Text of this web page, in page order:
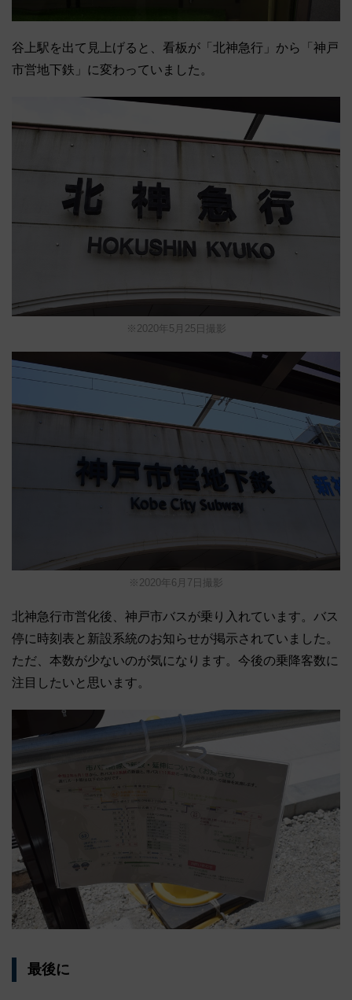
谷上駅を出て見上げると、看板が「北神急行」から「神戸
市営地下鉄」に変わっていました。
※2020年5月25日撮影
※2020年6月7日撮影
北神急行市営化後、神戸市バスが乗り入れています。バス
停に時刻表と新設系統のお知らせが掲示されていました。
ただ、本数が少ないのが気になります。今後の乗降客数に
注目したいと思います。
最後に